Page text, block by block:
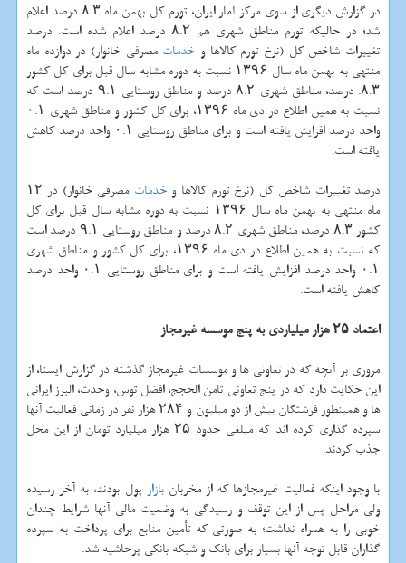
در گزارش دیگری از سوی مركز آمار ایران، تورم كل بهمن ماه ۸.۳ درصد اعلام
شد؛ در حالیكه تورم مناطق شهری هم ۸.۲ درصد اعلام شده است. درصد
تغییرات شاخص كل (نرخ تورم كالاها و خدمات مصرفی خانوار) در دوازده ماه
منتهی به بهمن ماه سال ۱۳۹۶ نسبت به دوره مشابه سال قبل برای كل كشور
۸.۳. درصد، مناطق شهری ۸.۲ درصد و مناطق روستایی ۹.۱ درصد است كه
نسبت به همین اطلاع در دی ماه ۱۳۹۶، برای كل كشور و مناطق شهری ۰.۱
واحد درصد افزایش یافته است و برای مناطق روستایی ۰.۱ واحد درصد كاهش
یافته است.
درصد تغییرات شاخص كل (نرخ تورم كالاها وخدمات
مصرفی خانوار) در ۱۲
ماه منتهی به بهمن ماه سال ۱۳۹۶ نسبت به دوره مشابه سال قبل برای كل
كشور ۸.۳ درصد، مناطق شهری ۸.۲ درصد و مناطق روستایی ۹.۱ درصد است
كه نسبت به همین اطلاع در دی ماه ۱۳۹۶، برای كل كشور و مناطق شهری
۰.۱ واحد درصد افزایش یافته است و برای مناطق روستایی ۰.۱ واحد درصد
كاهش یافته است.
اعتماد ۲۵هزار میلیاردی به پنجموسسه غیرمجاز
مروری بر آنچه كه در تعاونی ها و موسسات غیرمجاز گذشته در گزارش ایسنا، از
این حكایت دارد كه در پنج تعاونی ثامن الحجج، افضل توس، وحدت، البرز ایرانی
ها و همینطور فرشتگان بیش از دو میلیون و ۲۸۴ هزار نفر در زمانی فعالیت آنها
سپرده گذاری كرده اند كه مبلغی حدود ۲۵ هزار میلیارد تومان از این محل
جذب كردند.
با وجود اینكه فعالیت غیرمجازها كه از مخربانبازار پول بودند، به آخر رسیده
ولی مراحل پس از این توقف و رسیدگی به وضعیت مالی آنها شرایط چندان
خوبی را به همراه نداشت؛ به صورتی كه تأمین منابع برای پرداخت به سپرده
گذاران قابل توجه آنها بسیار برای بانك و شبكه بانكی پرحاشیه شد.